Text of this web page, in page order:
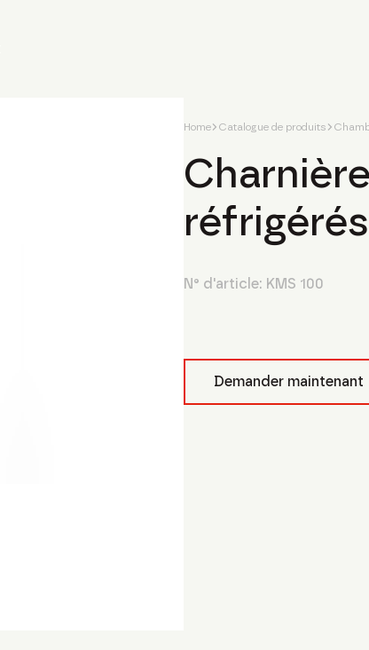
Home Catalogue de produits
N° d'article: KMS 100
Demander maintenant